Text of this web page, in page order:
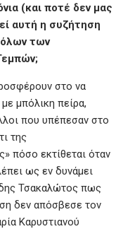
(και ποτέ δεν μας
αυτή η συζήτηση
όλων των
στο να
μπόλικη πείρα,
που υπέπεσαν στο
της
πόσο εκτίθεται όταν
ως εν δυνάμει
Τσακαλώτος πως
δεν απόσβεσε τον
Καρυστιανού